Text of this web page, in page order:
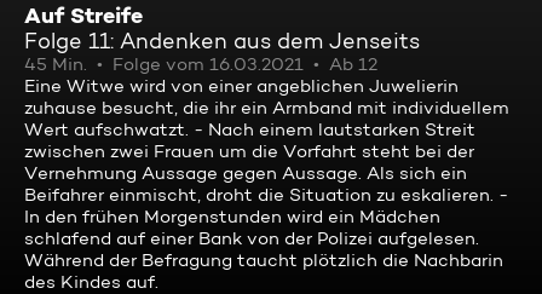
Auf Streife
Folge 11: Andenken aus dem Jenseits
45 Min. Folge vom 16.03.2021
Ab 12
Eine Witwe wird von einer angeblichen Juwelierin
zuhause besucht, die ihr ein Armband mit individuellem
Wert aufschwatzt. - Nach einem lautstarken Streit
zwischen zwei Frauen um die Vorfahrt steht bei der
Vernehmung Aussage gegen Aussage. Als sich ein
Beifahrer einmischt, droht die Situation zu eskalieren. -
In den frühen Morgenstunden wird ein Mädchen
schlafend auf einer Bank von der Polizei aufgelesen.
Während der Befragung taucht plötzlich die Nachbarin
des Kindes auf.